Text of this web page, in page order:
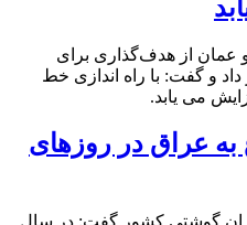
عمان از هدف‌گذاری برای
و گفت: با راه اندازی خط
می یابد.
مرغ به عراق در روزهای